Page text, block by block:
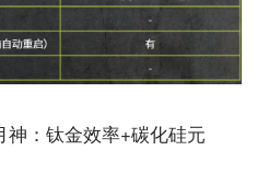
神：钛金效率+碳化硅元